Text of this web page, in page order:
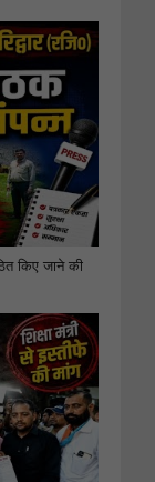
किए जाने की